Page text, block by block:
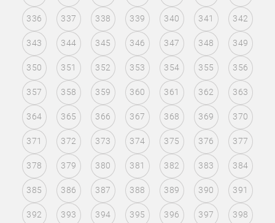
336 337 338 339 340 341 342
343 344 345 346 347 348 349
350 351 352 353 354 355 356
357 358 359 360 361 362 363
364 365 366 367 368 369 370
371 372 373 374 375 376 377
378 379 380 381 382 383 384
385 386 387 388 389 390 391
392 393 394 395 396 397 398